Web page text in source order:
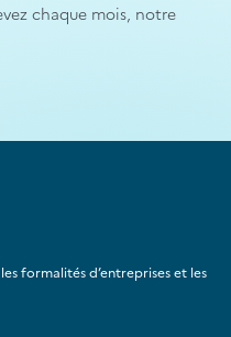
chaque mois, notre
formalités d’entreprises et les